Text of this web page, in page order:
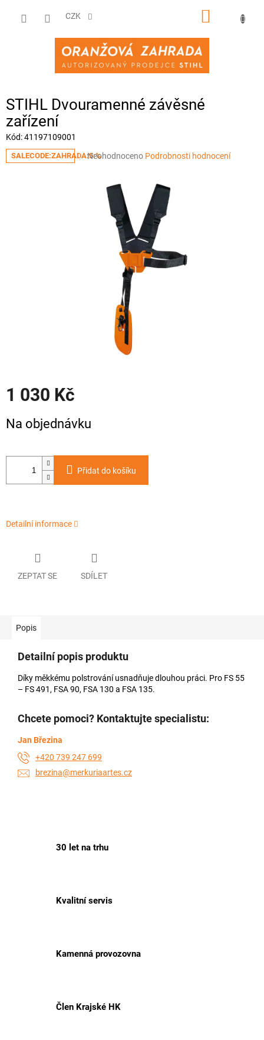
CZK
NÁKUPNÍ
STIHL Dvouramenné závěsné
zařízení
Kód:41197109001
SALECODE:ZAHRADA:5:%Průměrné
hvězdiček.
Neohodnoceno Podrobnosti hodnocení
1 030 Kč
cena:
Na objednávku
Přidat do košíku
Detailní informace
ZEPTAT SE SDÍLET
30 let na trhu
Kvalitní servis
Kamenná provozovna
Člen Krajské HK
Popis
Detailní popis produktu
Díky měkkému polstrování usnadňuje dlouhou práci. Pro FS 55
– FS 491, FSA 90, FSA 130 a FSA 135.
Chcete pomoci? Kontaktujte specialistu:
Jan Březina
+420 739 247 699
brezina@merkuriaartes.cz